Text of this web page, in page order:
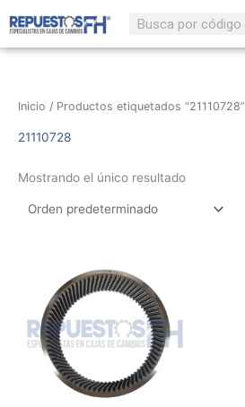
contenido
Buscar
Inicio / Productos etiquetados “21110728”
21110728
Mostrando el único resultado